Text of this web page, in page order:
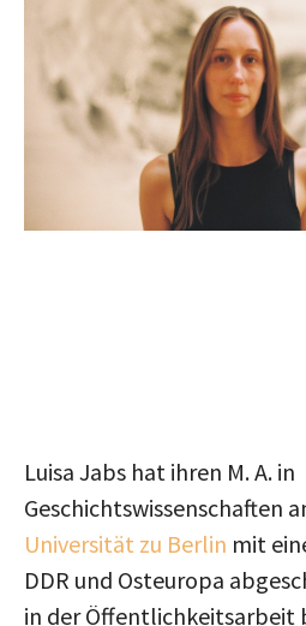
Luisa Jabs hat ihren M. A. in
Geschichtswissenschaften
Universität zu Berlin mit
DDR und Osteuropa
in der Öffentlichkeitsarbeit